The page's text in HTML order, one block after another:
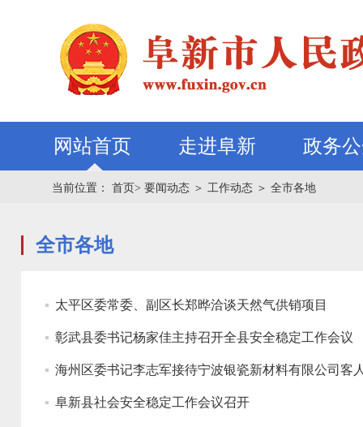
网站首页 走进阜新 政务
当前位置： 首页> 要闻动态 ＞ 工作动态 ＞ 全市各地
全市各地
太平区委常委、副区长郑晔洽谈天然气供销项目
彰武县委书记杨家佳主持召开全县安全稳定工作会议
海州区委书记李志军接待宁波银瓷新材料有限公司客
阜新县社会安全稳定工作会议召开